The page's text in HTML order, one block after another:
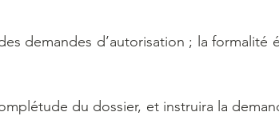
demandes d’autorisation ; la formalité
du dossier, et instruira la